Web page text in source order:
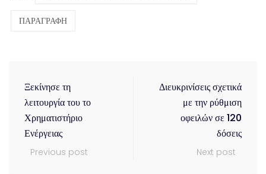
ΠΑΡΑΓΡΑΦΗ
Ξεκίνησε τη
λειτουργία του το
Χρηματιστήριο
Ενέργειας
Previous post
Διευκρινίσεις σχετικά
με την ρύθμιση
οφειλών σε 120
δόσεις
Next post